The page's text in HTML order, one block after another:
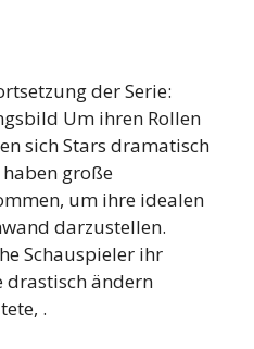
der Serie:
Um ihren Rollen
sich Stars dramatisch
große
um ihre idealen
darzustellen.
Schauspieler ihr
drastisch ändern
.